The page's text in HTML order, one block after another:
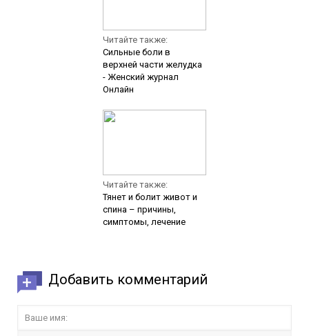
Читайте также:
Сильные боли в
верхней части желудка
- Женский журнал
Онлайн
Читайте также:
Тянет и болит живот и
спина – причины,
симптомы, лечение
Добавить комментарий